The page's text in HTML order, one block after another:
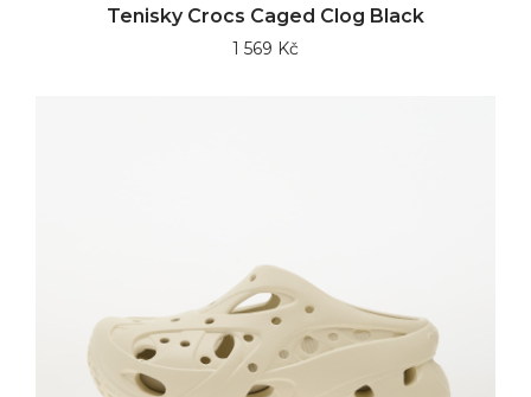
Tenisky Crocs Caged Clog Black
1 569 Kč